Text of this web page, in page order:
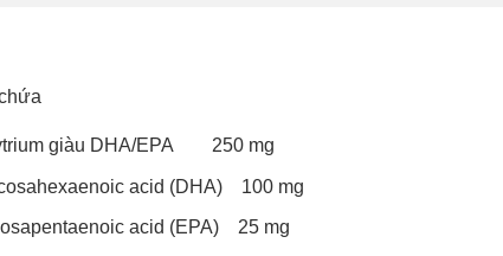
giàu DHA/EPA 250 mg
acid (DHA) 100 mg
acid (EPA) 25 mg